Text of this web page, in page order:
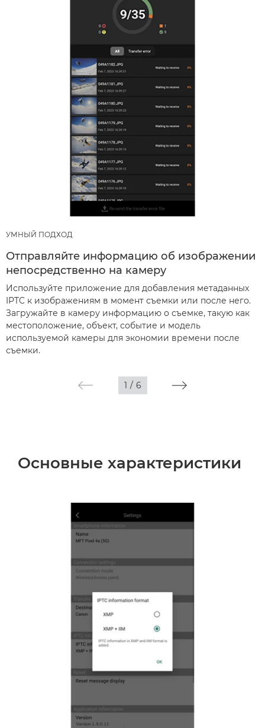
УМНЫЙ ПОДХОД
Отправляйте информацию об изображении
непосредственно на камеру
Используйте приложение для добавления метаданных
IPTC к изображениям в момент съемки или после него.
Загружайте в камеру информацию о съемке, такую как
местоположение, объект, событие и модель
используемой камеры для экономии времени после
съемки.
1 / 6
Основные характеристики